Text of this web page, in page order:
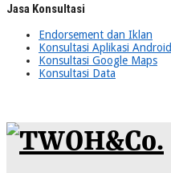
Jasa Konsultasi
Endorsement dan Iklan
Konsultasi Aplikasi Android
Konsultasi Google Maps
Konsultasi Data